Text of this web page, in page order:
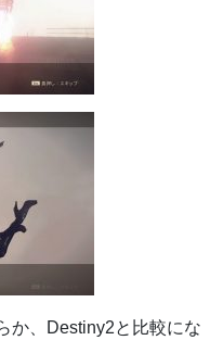
か、Destiny2と比較にな